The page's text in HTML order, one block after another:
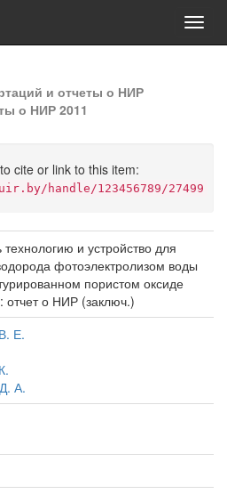
и отчеты о НИР
о НИР 2011
cite or link to this item:
handle/123456789/27499
технологию и устройство для
фотоэлектролизом воды
пористом оксиде
отчет о НИР (заключ.)
Е.
А.